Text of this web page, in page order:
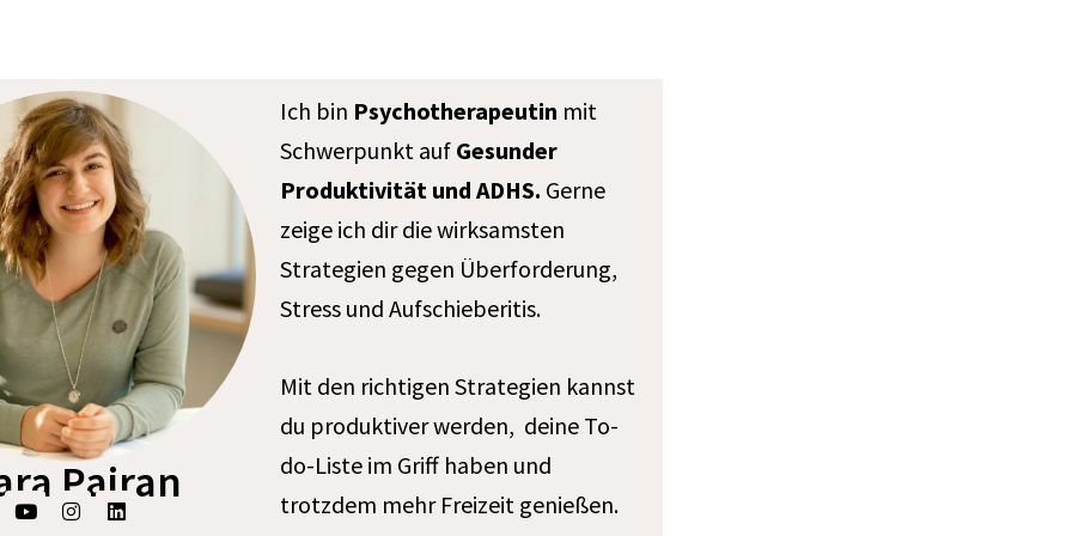
Pairan
Y
o
I
n
L
i
Ich bin Psychotherapeutin mit
Schwerpunkt auf Gesunder
Produktivität und ADHS. Gerne
zeige ich dir die wirksamsten
Strategien gegen Überforderung,
Stress und Aufschieberitis.
Mit den richtigen Strategien kannst
du produktiver werden, deine To-
do-Liste im Griff haben und
trotzdem mehr Freizeit genießen.